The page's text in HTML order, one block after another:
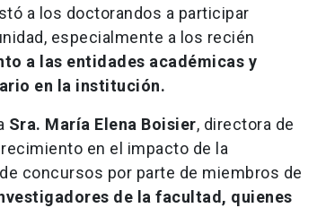
a los doctorandos a participar
especialmente a los recién
a las entidades académicas y
en la institución.
Sra. María Elena Boisier, directora de
en el impacto de la
concursos por parte de miembros de
de la facultad, quienes